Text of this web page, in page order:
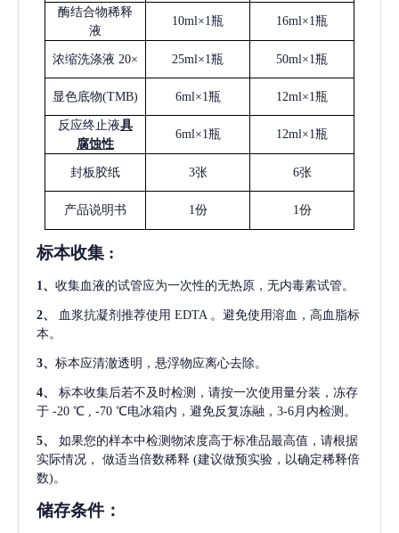
酶结合物稀释
液
10ml×1瓶 16ml×1瓶
浓缩洗涤液 20× 25ml×1瓶 50ml×1瓶
显色底物(TMB) 6ml×1瓶 12ml×1瓶
反应终止液具
腐蚀性
6ml×1瓶 12ml×1瓶
封板胶纸 3张 6张
产品说明书 1份 1份
标本收集 :
1 、 收集血液的试管应为一次性的无热原，无内毒素试管。
2、 血浆抗凝剂推荐使用 EDTA 。避免使用溶血，高血脂标
本。
3、 标本应清澈透明，悬浮物应离心去除。
4、
标本收集后若不及时检测，请按一次使用量分装，冻存
于 -20 ℃ , -70 ℃电冰箱内，避免反复冻融，3-6月内检测。
5、
如果您的样本中检测物浓度高于标准品最高值，请根据
实际情况，
做适当倍数稀释 (建议做预实验，以确定稀释倍
数)。
储存条件：